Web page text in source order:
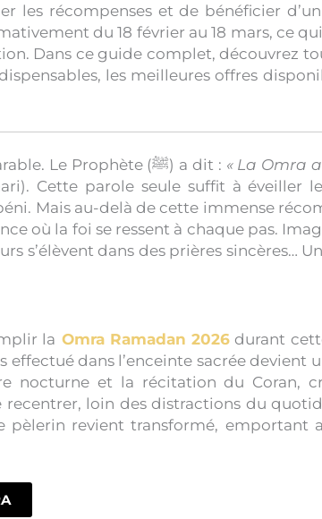
les récompenses et de bénéficier
du 18 février au 18 mars, ce
Dans ce guide complet, découvrez
les meilleures offres
, c’est vivre une expérience spirituelle incomparable. Le Prophète (ﷺ) a dit : « La Omra
Cette parole seule suffit à éveiller
Mais au-delà de cette immense
où la foi se ressent à chaque pas.
s’élèvent dans des prières sincères…
la Omra Ramadan 2026 durant
dans l’enceinte sacrée devient
nocturne et la récitation du Coran,
recentrer, loin des distractions du
pèlerin revient transformé, emportant